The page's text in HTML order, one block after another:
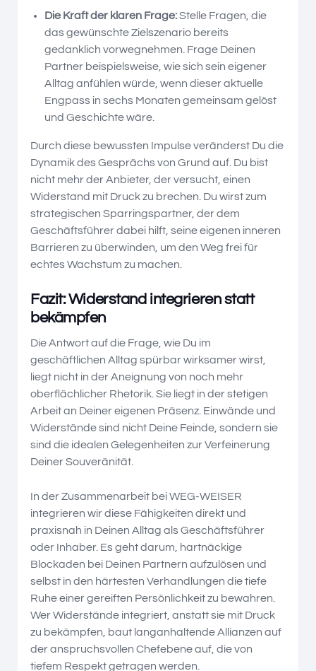
Die Kraft der klaren Frage:Stelle Fragen, die
das gewünschte Zielszenario bereits
gedanklich vorwegnehmen. Frage Deinen
Partner beispielsweise, wie sich sein eigener
Alltag anfühlen würde, wenn dieser aktuelle
Engpass in sechs Monaten gemeinsam gelöst
und Geschichte wäre.
Durch diese bewussten Impulse veränderst Du die
Dynamik des Gesprächs von Grund auf. Du bist
nicht mehr der Anbieter, der versucht, einen
Widerstand mit Druck zu brechen. Du wirst zum
strategischen Sparringspartner, der dem
Geschäftsführer dabei hilft, seine eigenen inneren
Barrieren zu überwinden, um den Weg frei für
echtes Wachstum zu machen.
Fazit: Widerstand integrieren statt
bekämpfen
Die Antwort auf die Frage, wie Du im
geschäftlichen Alltag spürbar wirksamer wirst,
liegt nicht in der Aneignung von noch mehr
oberflächlicher Rhetorik. Sie liegt in der stetigen
Arbeit an Deiner eigenen Präsenz. Einwände und
Widerstände sind nicht Deine Feinde, sondern sie
sind die idealen Gelegenheiten zur Verfeinerung
Deiner Souveränität.
In der Zusammenarbeit bei WEG-WEISER
integrieren wir diese Fähigkeiten direkt und
praxisnah in Deinen Alltag als Geschäftsführer
oder Inhaber. Es geht darum, hartnäckige
Blockaden bei Deinen Partnern aufzulösen und
selbst in den härtesten Verhandlungen die tiefe
Ruhe einer gereiften Persönlichkeit zu bewahren.
Wer Widerstände integriert, anstatt sie mit Druck
zu bekämpfen, baut langanhaltende Allianzen auf
der anspruchsvollen Chefebene auf, die von
tiefem Respekt getragen werden.